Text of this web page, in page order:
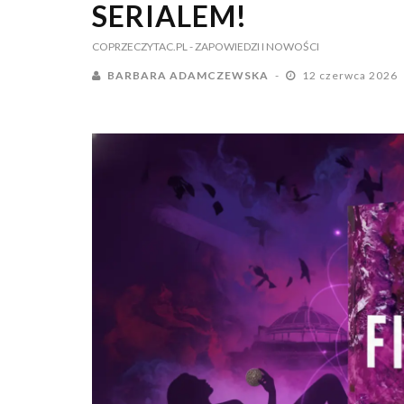
SERIALEM!
COPRZECZYTAC.PL- ZAPOWIEDZI I NOWOŚCI
BARBARA ADAMCZEWSKA 12 czerwca 2026